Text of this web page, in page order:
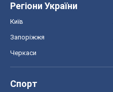
Регіони України
Київ
Запоріжжя
Черкаси
Спорт